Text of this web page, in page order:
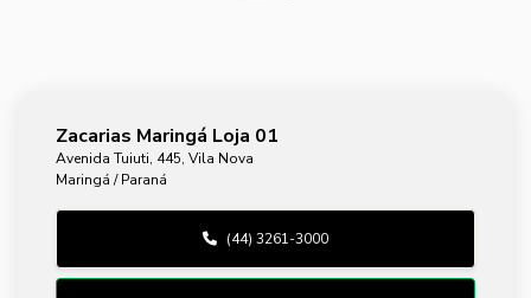
Zacarias Maringá Loja 01
Avenida Tuiuti, 445, Vila Nova
Maringá / Paraná
(44) 3261-3000